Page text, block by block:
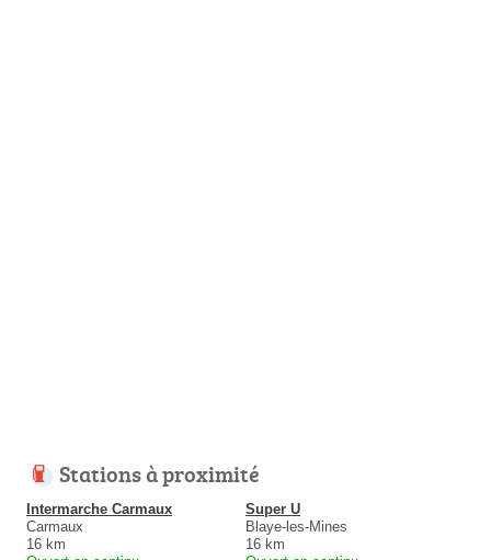
Stations à proximité
Intermarche Carmaux
Carmaux
16 km
Super U
Blaye-les-Mines
16 km